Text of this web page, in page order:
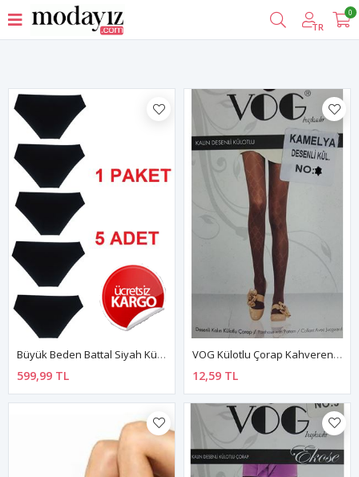
TR
0
Filtrele
Büyük Beden Battal Siyah Külot Pamuklu İç Çamaşır
599,99 TL
VOG Külotlu Çorap Kahverengi 18A-723K
12,59 TL